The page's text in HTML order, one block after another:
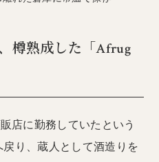
樽熟成した「Afrug
店に勤務していたという
り、蔵人として酒造りを